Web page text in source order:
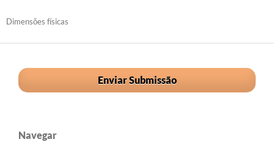
Dimensões físicas
Enviar Submissão
Navegar